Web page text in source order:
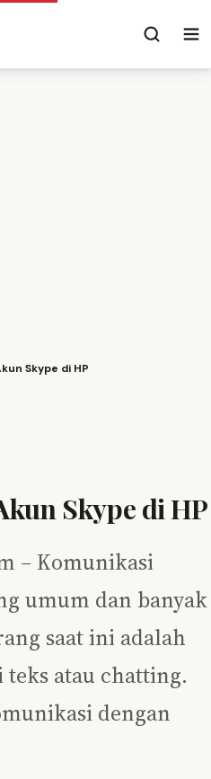
Skype di HP
Skype di HP
– Komunikasi
umum dan banyak
saat ini adalah
atau chatting.
dengan